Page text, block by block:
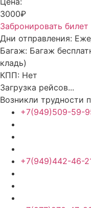
3000₽
Забронировать билет
Дни отправления:
Багаж: Багаж
кладь)
КПП: Нет
Загрузка рейсов...
Возникли трудности
+7(949)509-59-
+7(949)442-46-